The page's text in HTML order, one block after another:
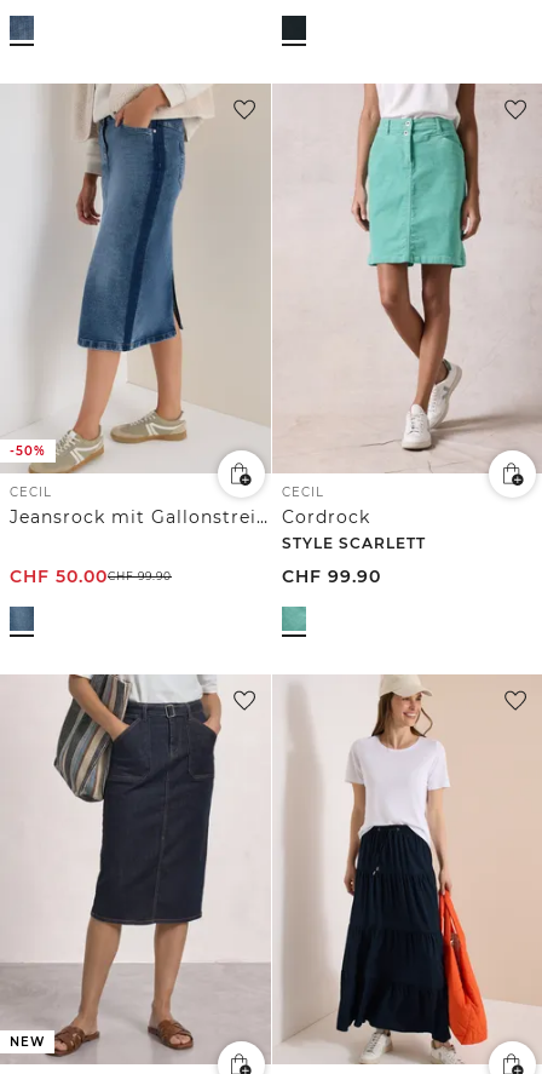
-50%
CECIL
Jeansrock mit Gallonstreifen
CHF 50.00CHF99.90
CECIL
Cordrock
STYLE SCARLETT
CHF 99.90
NEW